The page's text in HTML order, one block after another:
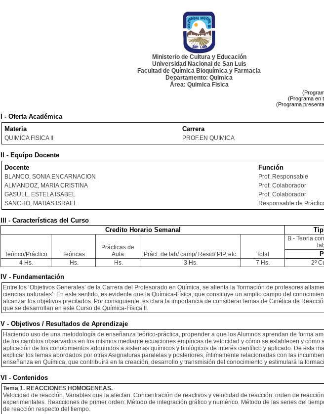
Ministerio de Cultura y Educación
Universidad Nacional de San Luis
Facultad de Química Bioquímica y Farmacia
Departamento: Quimica
Área: Quimica Fisica
(Programa en
(Programa
I - Oferta Académica
Materia
Carrera
QUIMICA FISICA II PROF.EN QUIMICA
II - Equipo Docente
Docente
Función
BLANCO, SONIA ENCARNACION Prof. Responsable
ALMANDOZ, MARIA CRISTINA
Prof. Colaborador
GASULL, ESTELA ISABEL
Prof. Colaborador
SANCHO, MATIAS ISRAEL
Responsable de
III - Características del Curso
Credito Horario Semanal
Teórico/Práctico Teóricas
Prácticas de
Aula
Práct. de lab/ camp/ Resid/ PIP, etc. Total
B - Teoria
4 Hs. Hs. Hs. 3 Hs. 7 Hs. 2º
IV - Fundamentación
Entre los ‘Objetivos Generales’ de la Carrera del Profesorado en Química, se alienta la ‘formación de profesores
ciencias naturales’. En este sentido, es evidente que la Química-Física, que constituye un amplio campo del
alcanzar los objetivos precitados. Por consiguiente, es clara la importancia de considerar temas de Cinética de
que se desarrollan en este Curso de Química-Física II.
V - Objetivos / Resultados de Aprendizaje
Haciendo uso de una metodología de enseñanza teórico-práctica, propender a que los Alumnos aprendan de forma
de los cambios observados en los mismos mediante ecuaciones empíricas de velocidad y cómo se establecen y
aplicación de los conocimientos adquiridos a sistemas químicos y biológicos de interés científico y aplicado. De esta
explicar los temas abordados por otras Asignaturas paralelas y posteriores, íntimamente relacionadas con las
enseñanza en Química, que contribuirá en la creación, desarrollo y transmisión del conocimiento y estimulará la
VI - Contenidos
Tema 1. REACCIONES HOMOGENEAS.
Velocidad de reacción. Variables que la afectan. Concentración de reactivos y velocidad de reacción: orden de
experimentales. Reacciones de primer orden: Método de integración gráfico y numérico. Método de las series del
de reacción respecto del tiempo.